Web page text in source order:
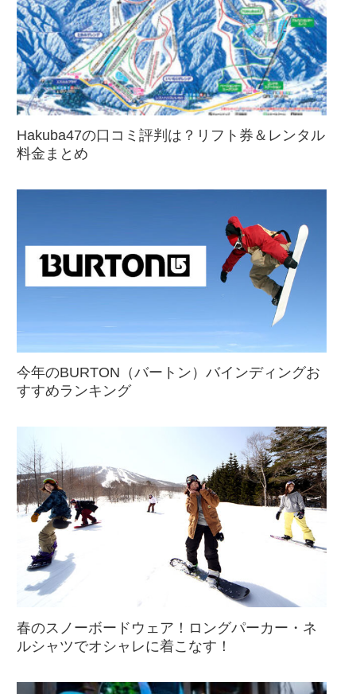
Hakuba47の口コミ評判は？リフト券＆レンタル
料金まとめ
今年のBURTON（バートン）バインディングお
すすめランキング
春のスノーボードウェア！ロングパーカー・ネ
ルシャツでオシャレに着こなす！